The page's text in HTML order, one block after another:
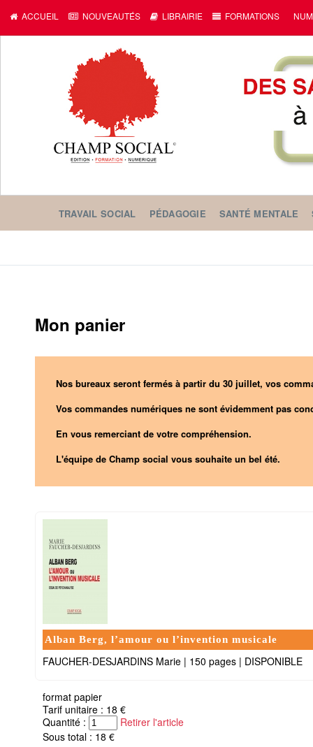
ACCUEIL NOUVEAUTÉS LIBRAIRIE FORMATIONS
TRAVAIL SOCIAL PÉDAGOGIE SANTÉ MENTALE
Mon panier
Nos bureaux seront fermés à partir du 30 juillet, vos
Vos commandes numériques ne sont évidemment pas
En vous remerciant de votre compréhension.
L'équipe de Champ social vous souhaite un bel été.
Alban Berg, l’amour ou l’invention musicale
FAUCHER-DESJARDINS Marie | 150 pages | DISPONIBLE
format papier
Tarif unitaire : 18 €
Quantité :
Retirer l'article
Sous total : 18 €